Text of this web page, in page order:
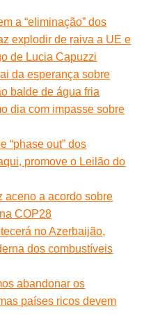
a “eliminação” dos
explodir de raiva a UE e
de Lucia Capuzzi
da esperança sobre
balde de água fria
dia com impasse sobre
“phase out” dos
promove o Leilão do
aceno a acordo sobre
COP28
no Azerbaijão,
dos combustíveis
abandonar os
países ricos devem